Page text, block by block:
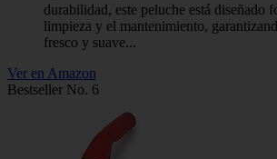
durabilidad, este peluche está diseñado
limpieza y el mantenimiento,
fresco y suave...
Ver en Amazon
Bestseller No. 6